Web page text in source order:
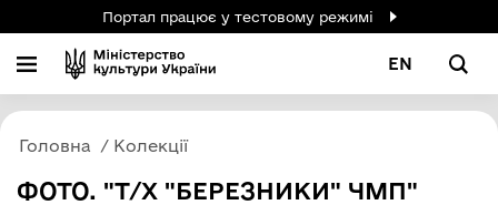
Портал працює у тестовому режимі
EN
Головна Колекції
ФОТО. "Т/Х "БЕРЕЗНИКИ" ЧМП"